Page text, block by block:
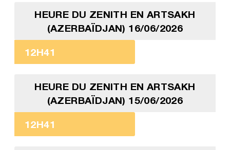
HEURE DU ZENITH EN ARTSAKH
(AZERBAÏDJAN) 16/06/2026
12H41
HEURE DU ZENITH EN ARTSAKH
(AZERBAÏDJAN) 15/06/2026
12H41